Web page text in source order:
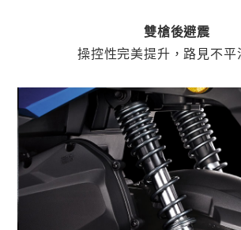
雙槍後避震
操控性完美提升，路見不平